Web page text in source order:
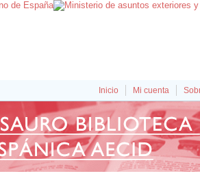
Inicio Mi cuenta